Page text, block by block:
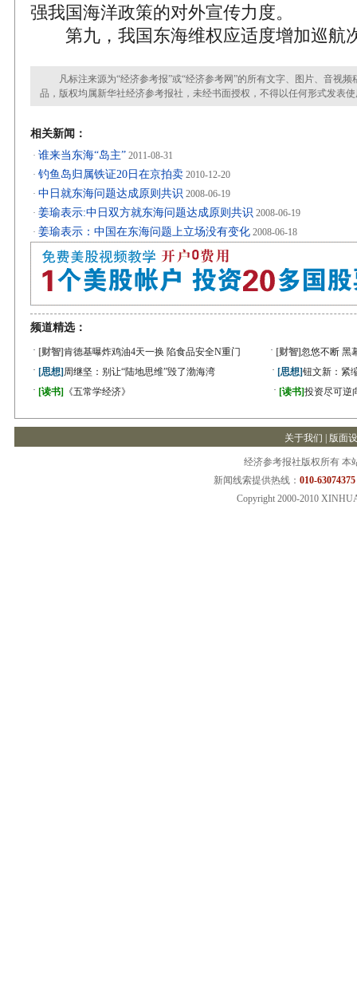
强我国海洋政策的对外宣传力度。
第九，我国东海维权应适度增加巡航
凡标注来源为“经济参考报”或“经济参考网”的所有文字、图片、音视频
品，版权均属新华社经济参考报社，未经书面授权，不得以任何形式发表
相关新闻：
· 谁来当东海“岛主” 2011-08-31
· 钓鱼岛归属铁证20日在京拍卖 2010-12-20
· 中日就东海问题达成原则共识 2008-06-19
· 姜瑜表示:中日双方就东海问题达成原则共识 2008-06-19
· 姜瑜表示：中国在东海问题上立场没有变化 2008-06-18
频道精选：
· [财智]肯德基曝炸鸡油4天一换 陷食品安全N重门 · [财智]忽悠不断 黑
· [思想] 周继坚：别让“陆地思维”毁了渤海湾 · [思想]钮文新：紧
· [读书] 《五常学经济》 · [读书]投资尽可逆
关于我们 版面
经济参考报社版权所有 本
新闻线索提供热线： 010-
Copyright 2000-2010